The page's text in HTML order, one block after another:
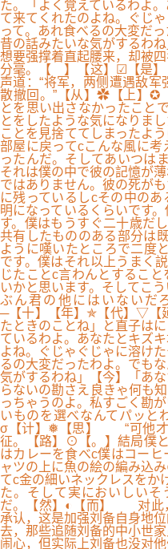
た。「よく覚えているわよ
て来てくれたのよね。ぐじ
って。あれ食べるの大変だ
昔の話みたいな気がする
想要强撑着直起腰来，却被
分毫。【 】【这】☑【是
声道：“将军，两侧遭遇敌
散撤回。”【从】✿【上】✪
とを思い出さなかったこと
とをしたような気になりま
ことを見捨ててしまったよ
部屋に戻ってcこんな風に
ったんだ。そしてあいつは
それは僕の中で彼の記憶が
ではありません。彼の死が
に残っているしcその中の
明になっているくらいです
す。僕はもうすぐ二十歳だ
共有したもののある部分は
ように嘆いたところで二度
です。僕はそれ以上うまく
じたことc言わんとするこ
いかと思います。そしてこ
ぶん君の他にはいないだ
─【十】【年】✯【代】▽【
たときのことね」と直子は
ているわよ。あなたとキズ
よね。ぐじゃぐじゃに溶け
るの大変だったわよ。でも
気がするわね」【今】「あ
らないの勘さえ良きゃ何も
っちゃうのよ。私すごく勘
いものを選べなんてパッと
σ【计】❅【思】 “可他才
征。【路】⊙【。】結局僕
はカレーを食べc僕はコー
ャツの上に魚の絵の編み込
てc金の細いネックレスをか
た。そして実においしい
だ。【然】◐【而】 对此
承认，这是加强刘备自身地
去，那些追随刘备的中小世
闹心，但实际上刘备也没对